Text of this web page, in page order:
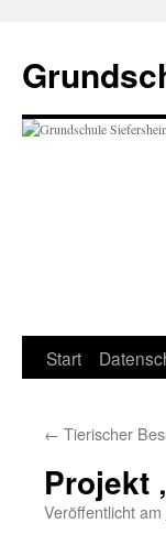
springen
Start
← Tierischer
Projekt
Veröffentlicht am